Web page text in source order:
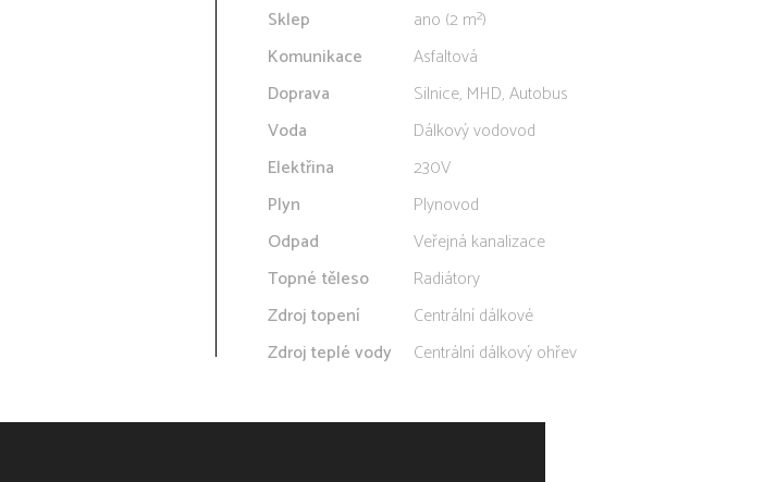
Sklep
ano (2 m²)
Komunikace
Asfaltová
Doprava
Silnice, MHD, Autobus
Voda
Dálkový vodovod
Elektřina
230V
Plyn
Plynovod
Odpad
Veřejná kanalizace
Topné těleso
Radiátory
Zdroj topení
Centrální dálkové
Zdroj teplé vody
Centrální dálkový ohřev